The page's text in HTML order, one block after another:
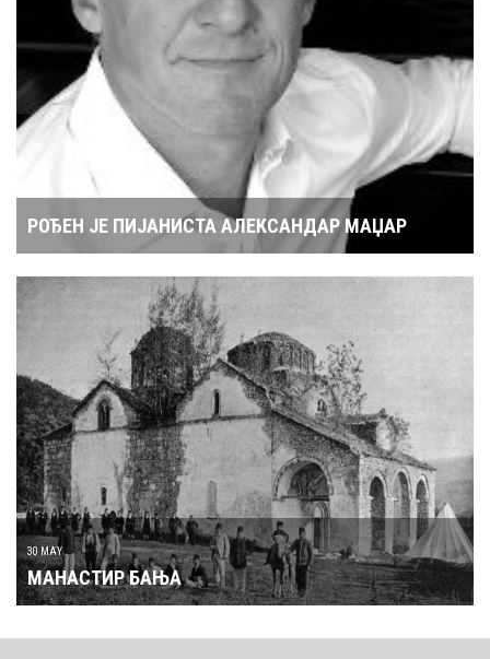
РОЂЕН ЈЕ ПИЈАНИСТА АЛЕКСАНДАР МАЏАР
30 MAY
МАНАСТИР БАЊА